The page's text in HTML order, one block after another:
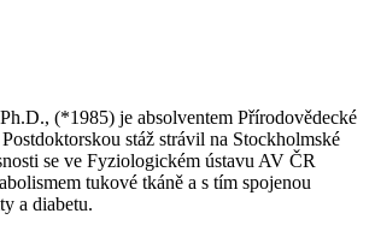
(*1985) je absolventem Přírodovědecké
stáž strávil na Stockholmské
se ve Fyziologickém ústavu AV ČR
tukové tkáně a s tím spojenou
a diabetu.